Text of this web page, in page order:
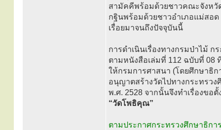
สามัคคีพร้อมด้วยชาวคณะจังห
กฐินพร้อมด้วยชาวอำเภอแม่สอด
เรื่อยมาจนถึงปัจจุบันนี้
การดำเนินเรื่องทางกรมป่าไม้
ตามหนังสือเล่มที่ 112 ฉบับที่ 08
ให้กรมการศาสนา (โดยศึกษาธิก
อนุญาตสร้างวัดไปทางกระทรว
พ.ศ. 2528 จากนั้นจึงทำเรื่องขอ
“วัดโพธิคุณ”
ตามประกาศกระทรวงศึกษาธิก